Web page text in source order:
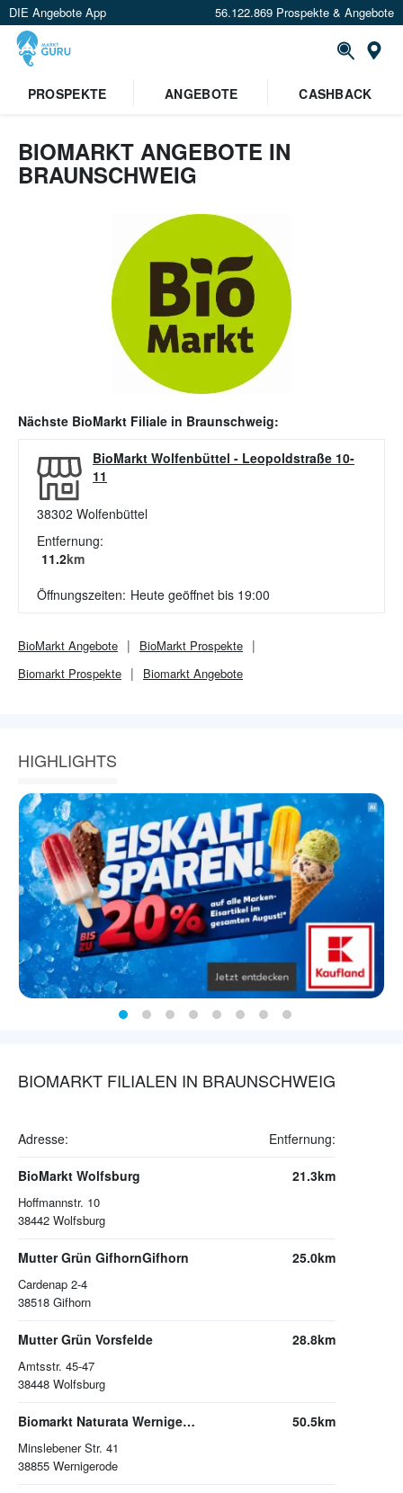
DIE Angebote App 56.122.869 Prospekte & Angebote
PROSPEKTE
ANGEBOTE CASHBACK
BIOMARKT ANGEBOTE IN
BRAUNSCHWEIG
Nächste BioMarkt Filiale in Braunschweig:
BioMarkt Wolfenbüttel - Leopoldstraße 10-
11
38302 Wolfenbüttel
Entfernung:
11.2km
Öffnungszeiten: Heute geöffnet bis 19:00
BioMarkt Angebote BioMarkt Prospekte
Biomarkt Prospekte Biomarkt Angebote
HIGHLIGHTS
BIOMARKT FILIALEN IN BRAUNSCHWEIG
Adresse: Entfernung:
BioMarkt Wolfsburg
Hoffmannstr. 10
38442 Wolfsburg
21.3km
Mutter Grün GifhornGifhorn
Cardenap 2-4
38518 Gifhorn
25.0km
Mutter Grün Vorsfelde
Amtsstr. 45-47
38448 Wolfsburg
28.8km
Biomarkt Naturata Wernigerode
Minslebener Str. 41
38855 Wernigerode
50.5km